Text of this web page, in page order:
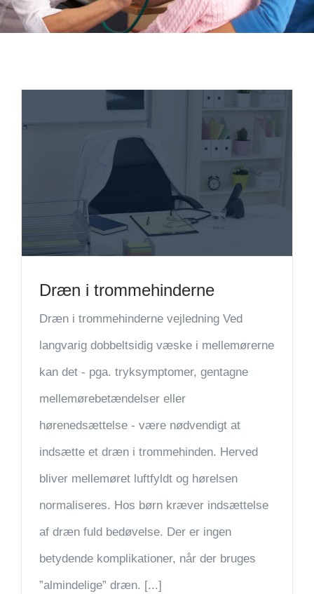
Dræn i trommehinderne
Dræn i trommehinderne vejledning Ved
langvarig dobbeltsidig væske i mellemørerne
kan det - pga. tryksymptomer, gentagne
mellemørebetændelser eller
hørenedsættelse - være nødvendigt at
indsætte et dræn i trommehinden. Herved
bliver mellemøret luftfyldt og hørelsen
normaliseres. Hos børn kræver indsættelse
af dræn fuld bedøvelse. Der er ingen
betydende komplikationer, når der bruges
”almindelige” dræn. [...]